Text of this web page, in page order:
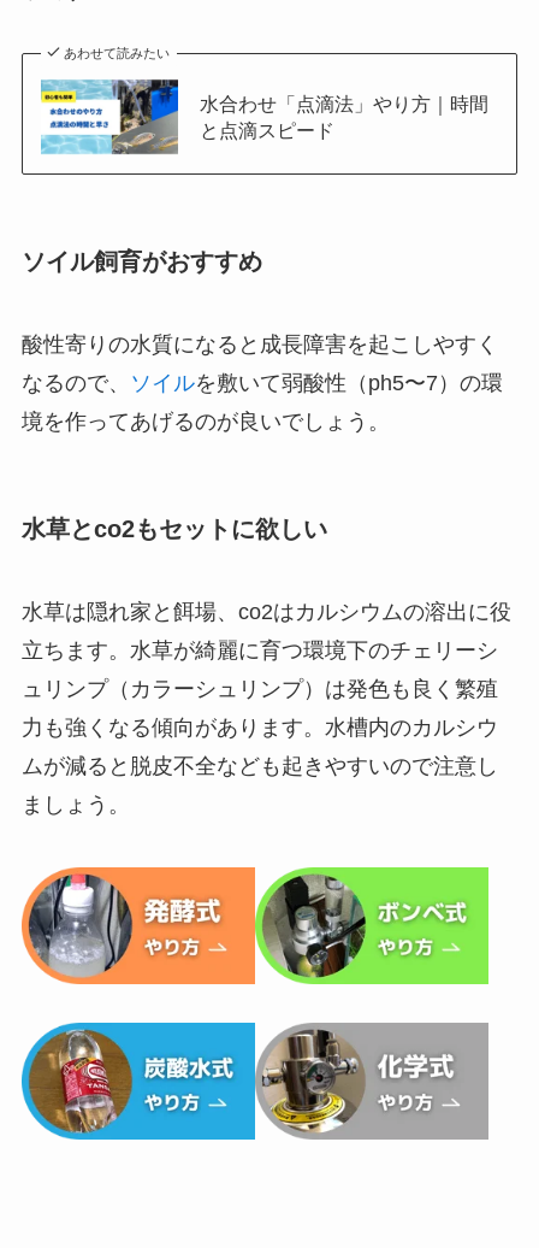
あわせて読みたい
水合わせ「点滴法」やり方｜時間
と点滴スピード
ソイル飼育がおすすめ
酸性寄りの水質になると成長障害を起こしやすく
なるので、
ソイルを敷いて弱酸性（ph5〜7）の環
境を作ってあげるのが良いでしょう。
水草とco2もセットに欲しい
水草は隠れ家と餌場、co2はカルシウムの溶出に役
立ちます。水草が綺麗に育つ環境下のチェリーシ
ュリンプ（カラーシュリンプ）は発色も良く繁殖
力も強くなる傾向があります。水槽内のカルシウ
ムが減ると脱皮不全なども起きやすいので注意し
ましょう。